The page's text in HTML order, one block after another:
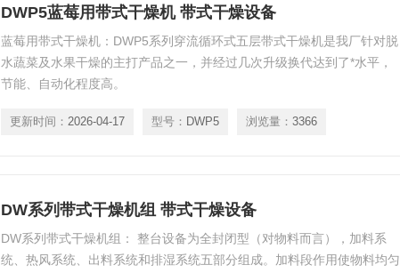
DWP5蓝莓用带式干燥机 带式干燥设备
蓝莓用带式干燥机：DWP5系列穿流循环式五层带式干燥机是我厂针对脱
水蔬菜及水果干燥的主打产品之一，并经过几次升级换代达到了*水平，
节能、自动化程度高。
更新时间： 2026-04-17 型号： DWP5 浏览量： 3366
DW系列带式干燥机组 带式干燥设备
DW系列带式干燥机组： 整台设备为全封闭型（对物料而言），加料系
统、热风系统、出料系统和排湿系统五部分组成。加料段作用使物料均匀